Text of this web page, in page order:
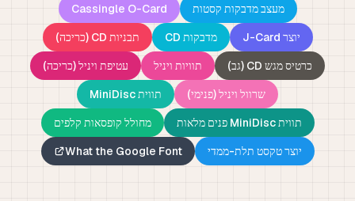
מעצב מדבקות קסטות
Cassingle O-Card
יוצר J-Card
מדבקות CD
תבניות CD (כריכה)
כרטיס מגש CD (גב)
תוויות ויניל
עטיפת ויניל (כריכה)
שרוול ויניל (פנימי)
תווית MiniDisc
תווית MiniDisc פנים מלאות
מחולל קופסאות קלפים
יוצר טקסט תלת-ממדי
What the Google Font